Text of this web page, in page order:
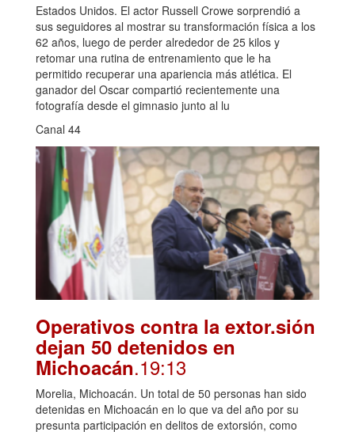
Estados Unidos. El actor Russell Crowe sorprendió a
sus seguidores al mostrar su transformación física a los
62 años, luego de perder alrededor de 25 kilos y
retomar una rutina de entrenamiento que le ha
permitido recuperar una apariencia más atlética. El
ganador del Oscar compartió recientemente una
fotografía desde el gimnasio junto al lu
Canal 44
Operativos contra la extor.sión
dejan 50 detenidos en
Michoacán.19:13
Morelia, Michoacán. Un total de 50 personas han sido
detenidas en Michoacán en lo que va del año por su
presunta participación en delitos de extorsión, como